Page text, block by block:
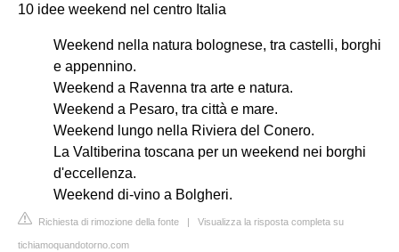
10 idee weekend nel centro Italia
Weekend nella natura bolognese, tra castelli, borghi
e appennino.
Weekend a Ravenna tra arte e natura.
Weekend a Pesaro, tra città e mare.
Weekend lungo nella Riviera del Conero.
La Valtiberina toscana per un weekend nei borghi
d'eccellenza.
Weekend di-vino a Bolgheri.
Richiesta di rimozione della fonte | Visualizza la risposta completa su
tichiamoquandotorno.com